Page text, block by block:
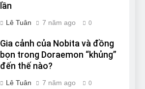
lần
Lê Tuân 7 năm ago 0
Gia cảnh của Nobita và đồng
bọn trong Doraemon “khủng”
đến thế nào?
Lê Tuân 7 năm ago 0